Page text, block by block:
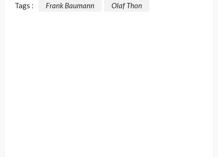
Tags : Frank Baumann Olaf Thon